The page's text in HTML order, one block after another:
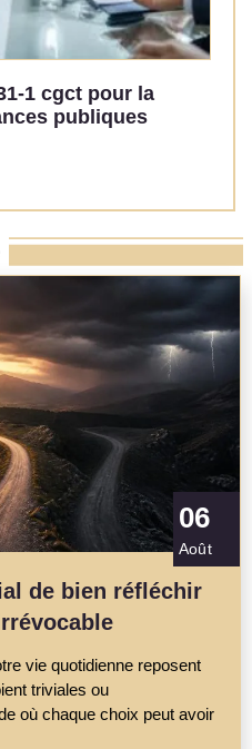
1 cgct pour la
publiques
06
Août
de bien réfléchir
vie quotidienne reposent
triviales ou
où chaque choix peut avoir